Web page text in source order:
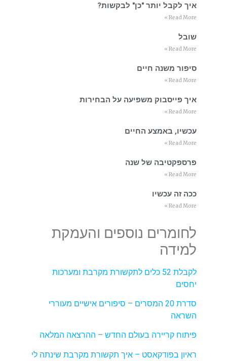
איך לקבל יותר "כן" לבקשות?
Read More »
שובל
Read More »
סיפור משנה חיים
Read More »
איך פייסבוק משפיעה על הבחירות
Read More »
עכשיו, באמצע החיים
Read More »
פרספקטיבה של שנה
Read More »
ככה זה עכשיו
Read More »
לחומרים נוספים והעמקת
למידה
לקבלת 52 כלים לתקשורת מקרבת ומערכות
יחסים
סדרת 20 המסרים – סיפורים אישיים מעוררי
השראה
פיתוח קריירה בעולם החדש – ההרצאה המלאה
ראיון בפודקאסט – איך תקשורת מקרבת שינתה לי